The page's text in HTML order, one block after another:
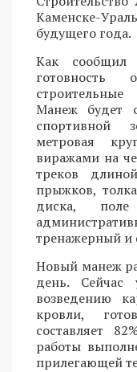
Каменске-
будущего года.
Как сообщил
готовность
Манеж будет
спортивной
метровая
виражами на
треков
прыжков,
диска,
тренажерный и
Новый манеж
день.
возведению
кровли,
составляет
работы
прилегающей